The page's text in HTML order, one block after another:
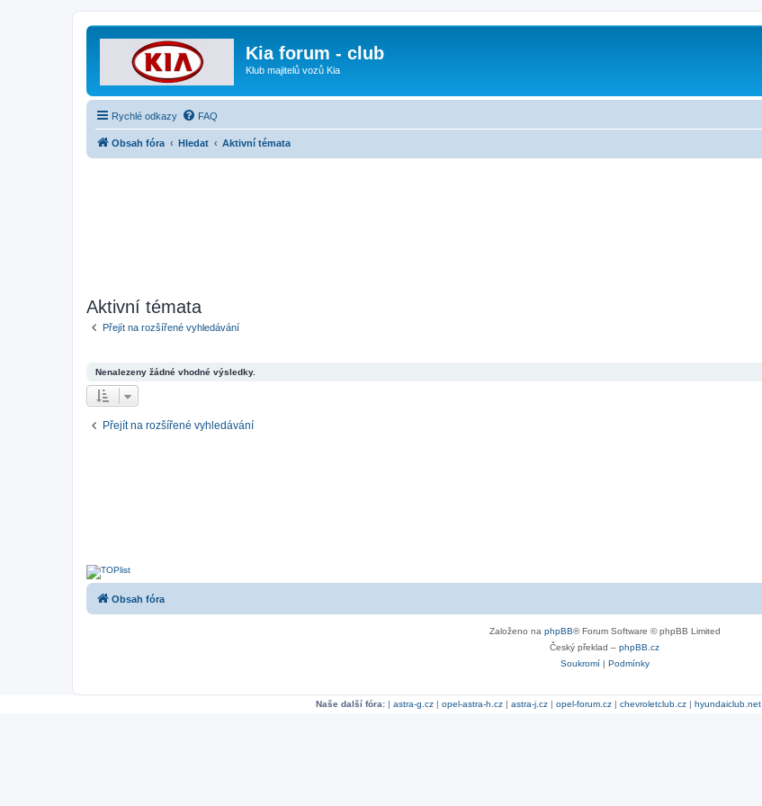
Kia forum - club
Klub majitelů vozů Kia
Rychlé odkazy FAQ
Obsah fóra Hledat Aktivní témata
Aktivní témata
Přejít na rozšířené vyhledávání
Nenalezeny žádné vhodné výsledky.
Přejít na rozšířené vyhledávání
Obsah fóra
Založeno na phpBB® Forum Software © phpBB Limited
Český překlad – phpBB.cz
Soukromí| Podmínky
Naše další fóra: | astra-g.cz | opel-astra-h.cz | astra-j.cz | opel-forum.cz | chevroletclub.cz | hyundaiclub.net